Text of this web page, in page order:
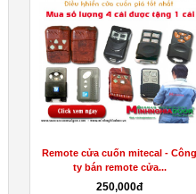
Remote cửa cuốn mitecal -
ty bán remote cửa...
250,000đ